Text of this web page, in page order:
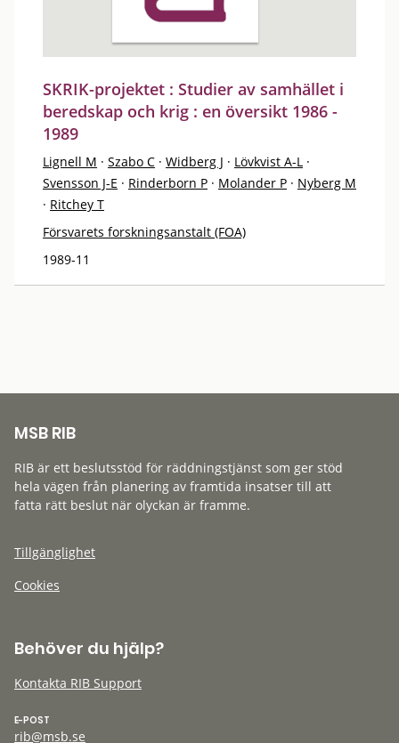
SKRIK-projektet : Studier av samhället i
beredskap och krig : en översikt 1986 -
1989
Lignell M · Szabo C · Widberg J · Lövkvist A-L ·
Svensson J-E · Rinderborn P · Molander P · Nyberg M
· Ritchey T
Försvarets forskningsanstalt (FOA)
1989-11
MSB RIB
RIB är ett beslutsstöd för räddningstjänst som ger stöd
hela vägen från planering av framtida insatser till att
fatta rätt beslut när olyckan är framme.
Tillgänglighet
Cookies
Behöver du hjälp?
Kontakta RIB Support
E-POST
rib@msb.se